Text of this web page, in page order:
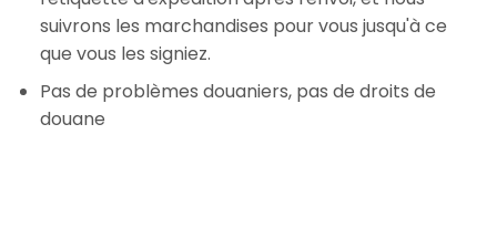
suivrons les marchandises pour vous jusqu'à ce
que vous les signiez.
Pas de problèmes douaniers, pas de droits de
douane